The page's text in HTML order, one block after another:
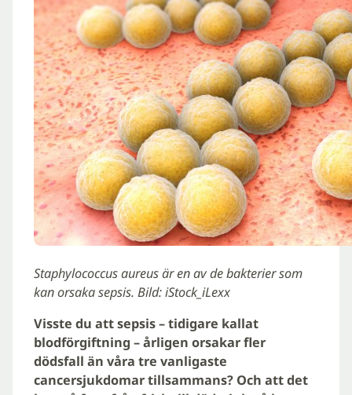
Staphylococcus aureus är en av de bakterier som
kan orsaka sepsis. Bild: iStock_iLexx
Visste du att sepsis – tidigare kallat
blodförgiftning – årligen orsakar fler
dödsfall än våra tre vanligaste
cancersjukdomar tillsammans? Och att det